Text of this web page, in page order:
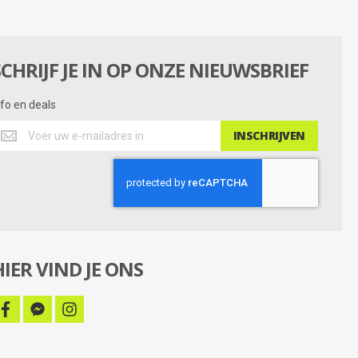
JE IN OP ONZE NIEUWSBRIEF
en deals
INSCHRIJVEN
VIND JE ONS
facebook
facebook-
messenger
instagram